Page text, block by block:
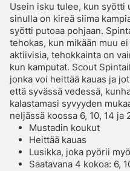
Usein isku tulee, kun syötti
sinulla on kireä siima
syötti putoaa pohjaan.
tehokas, kun mikään muu
aktiivisia, tehokkainta on
kun kamputat. Scout
jonka voi heittää kauas ja
että syvässä vedessä,
kalastamasi syvyyden
neljässä koossa 6, 10, 14 ja
Mustadin koukut
Heittää kauas
Lusikka, joka pyörii
Saatavana 4 kokoa: 6,